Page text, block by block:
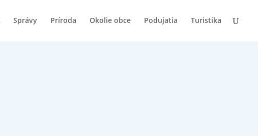
Správy Príroda Okolie obce Podujatia Turistika